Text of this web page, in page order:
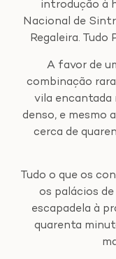
introdução à
Nacional de
Regaleira. Tudo
A favor de
combinação
vila encantada
denso, e mesmo
cerca de
Tudo o que os
os palácios
escapadela à
quarenta